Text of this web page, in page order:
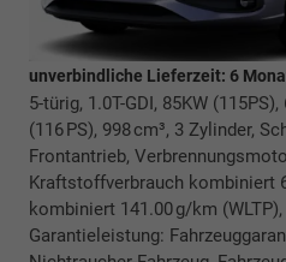
unverbindliche Lieferzeit: 6
5-türig, 1.0T-GDI, 85KW (115PS),
(116 PS), 998 cm³, 3 Zylinder,
Frontantrieb,
Kraftstoffverbrauch kombiniert
kombiniert 141.00 g/km (WLTP),
Garantieleistung: